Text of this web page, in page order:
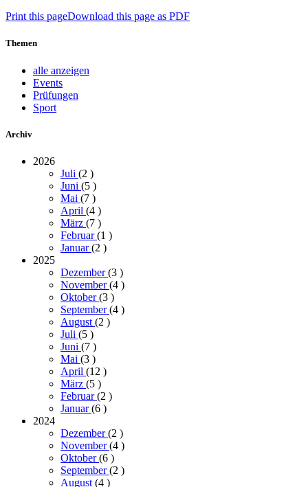
Print this pageDownload this page as PDF
Themen
alle anzeigen
Events
Prüfungen
Sport
Archiv
2026
Juli (2 )
Juni (5 )
Mai (7 )
April (4 )
März (7 )
Februar(1 )
Januar(2 )
2025
Dezember(3 )
November(4 )
Oktober(3 )
September(4 )
August (2 )
Juli (5 )
Juni (7 )
Mai (3 )
April (12 )
März (5 )
Februar(2 )
Januar(6 )
2024
Dezember(2 )
November(4 )
Oktober(6 )
September(2 )
August (4 )